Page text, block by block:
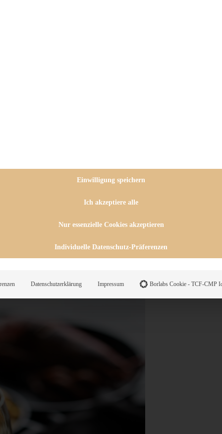
sein, oder? Zu
heute mal die Korken
für Kulinarik, mit der
die mir immer wieder ganz
15th Birthday mit Champagner
15 Jahre! Bleibt
Einwilligung speichern
Ich akzeptiere alle
Nur essenzielle Cookies akzeptieren
Individuelle Datenschutz-Präferenzen
Datenschutzerklärung Impressum Borlabs Cookie - TCF-CMP